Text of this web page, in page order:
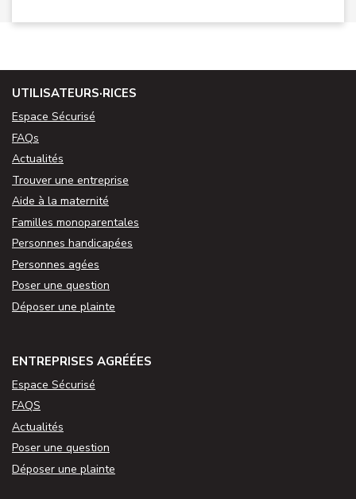
UTILISATEURS·RICES
Espace Sécurisé
FAQs
Actualités
Trouver une entreprise
Aide à la maternité
Familles monoparentales
Personnes handicapées
Personnes agées
Poser une question
Déposer une plainte
ENTREPRISES AGRÉÉES
Espace Sécurisé
FAQS
Actualités
Poser une question
Déposer une plainte